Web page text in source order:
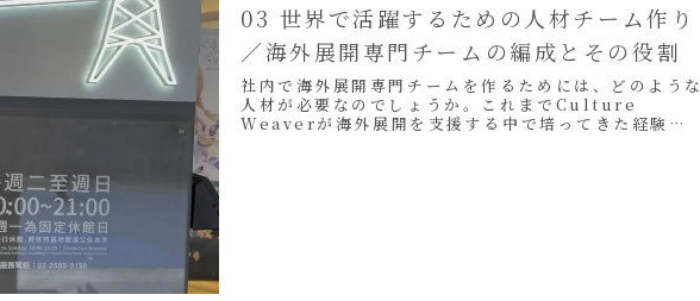
03 世界で活躍するための人材チーム作り
／海外展開専門チームの編成とその役割
社内で海外展開専門チームを作るためには、どのような
人材が必要なのでしょうか。これまでCulture
Weaverが海外展開を支援する中で培ってきた経験か